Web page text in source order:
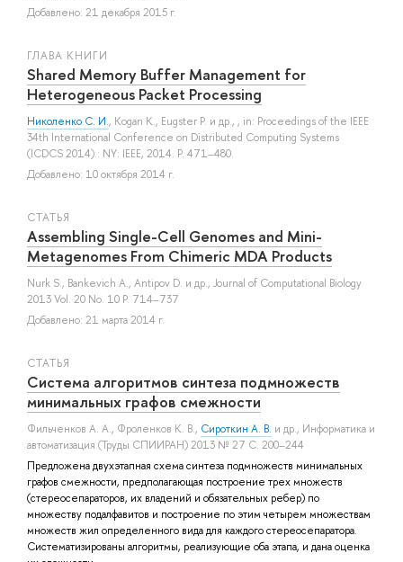
Добавлено: 21 декабря 2015 г.
ГЛАВА КНИГИ
Shared Memory Buffer Management for
Heterogeneous Packet Processing
Николенко С. И., Kogan K., Eugster P. и др., , in: Proceedings of the IEEE
34th International Conference on Distributed Computing Systems
(ICDCS 2014).: NY: IEEE, 2014. P. 471–480.
Добавлено: 10 октября 2014 г.
СТАТЬЯ
Assembling Single-Cell Genomes and Mini-
Metagenomes From Chimeric MDA Products
Nurk S., Bankevich A., Antipov D. и др., Journal of Computational Biology
2013 Vol. 20 No. 10 P. 714–737
Добавлено: 21 марта 2014 г.
СТАТЬЯ
Cистема алгоритмов синтеза подмножеств
минимальных графов смежности
Фильченков А. А., Фроленков К. В., Сироткин А. В. и др., Информатика и
автоматизация (Труды СПИИРАН) 2013 № 27 С. 200–244
Предложена двухэтапная схема синтеза подмножеств минимальных
графов смежности, предполагающая построение трех множеств
(стереосепараторов, их владений и обязательных ребер) по
множеству подалфавитов и построение по этим четырем множествам
множеств жил определенного вида для каждого стереосепаратора.
Систематизированы алгоритмы, реализующие оба этапа, и дана оценка